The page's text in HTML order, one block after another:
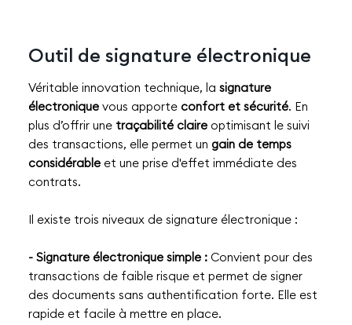
Outil de signature électronique
Véritable innovation technique, la signature
électroniquevous apporte confort et sécurité. En
plus d’offrir une traçabilité claire optimisant le suivi
des transactions, elle permet un gain de temps
considérableet une prise d'effet immédiate des
contrats.
Il existe trois niveaux de signature électronique :
- Signature électronique simple :Convient pour des
transactions de faible risque et permet de signer
des documents sans authentification forte. Elle est
rapide et facile à mettre en place.